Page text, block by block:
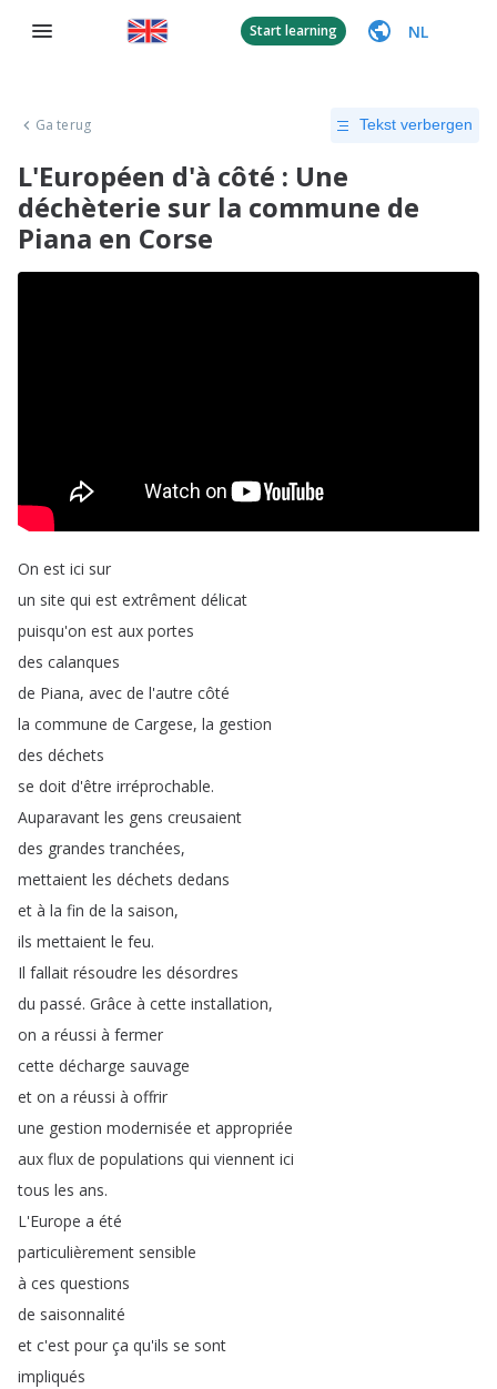
Start learning NL
Ga terug Tekst verbergen
L'Européen d'à côté : Une
déchèterie sur la commune de
Piana en Corse
On est ici sur
un site qui est extrêment délicat
puisqu'on est aux portes
des calanques
de Piana, avec de l'autre côté
la commune de Cargese, la gestion
des déchets
se doit d'être irréprochable.
Auparavant les gens creusaient
des grandes tranchées,
mettaient les déchets dedans
et à la fin de la saison,
ils mettaient le feu.
Il fallait résoudre les désordres
du passé. Grâce à cette installation,
on a réussi à fermer
cette décharge sauvage
et on a réussi à offrir
une gestion modernisée et appropriée
aux flux de populations qui viennent ici
tous les ans.
L'Europe a été
particulièrement sensible
à ces questions
de saisonnalité
et c'est pour ça qu'ils se sont
impliqués